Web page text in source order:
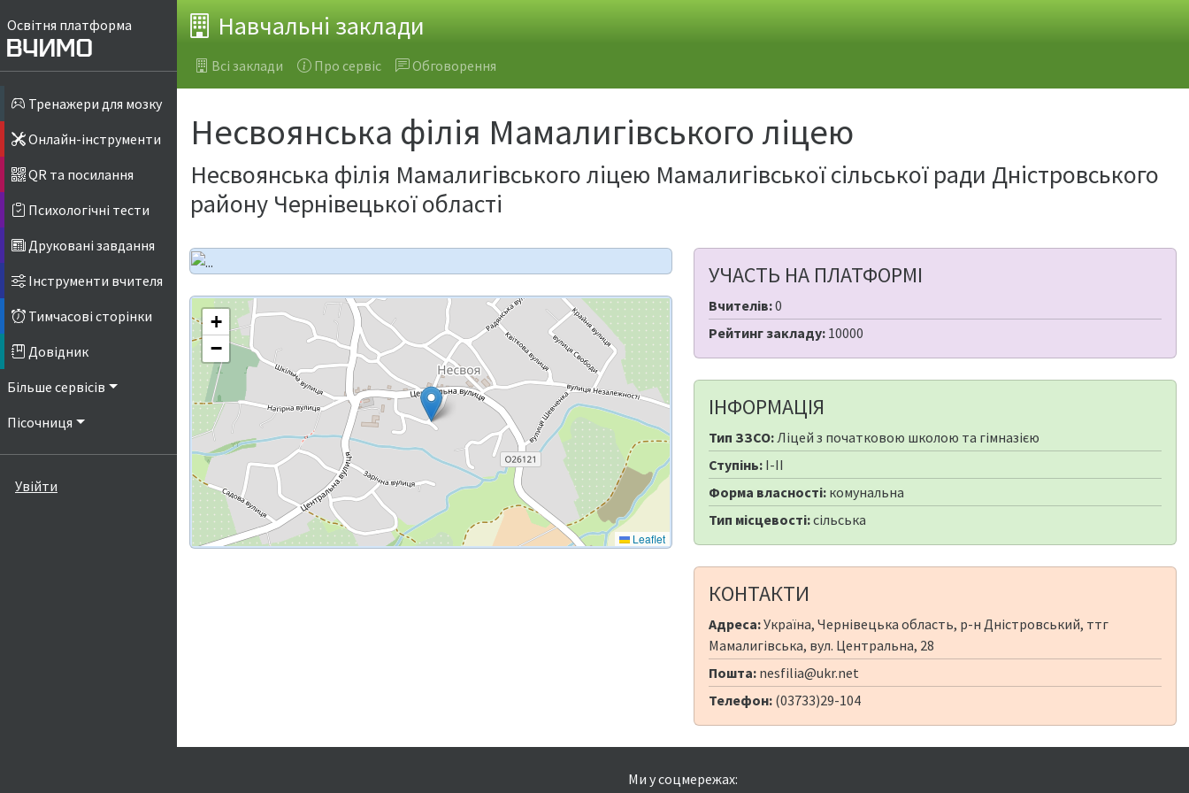
Освітня платформа
Тренажери для мозку
Онлайн-інструменти
QR та посилання
Психологічні тести
Друковані завдання
Інструменти вчителя
Тимчасові сторінки
Довідник
Більше сервісів
Пісочниця
Увійти
Навчальні заклади
Всі заклади Про сервіс Обговорення
Несвоянська філія Мамалигівського ліцею
Несвоянська філія Мамалигівського ліцею Мамалигівської сільської ради Дністровського
району Чернівецької області
+
−
Leaflet
УЧАСТЬ НА ПЛАТФОРМІ
Вчителів:0
Рейтинг закладу: 10000
ІНФОРМАЦІЯ
Тип ЗЗСО:Ліцей з початковою школою та гімназією
Ступінь: I-II
Форма власності: комунальна
Тип місцевості:сільська
КОНТАКТИ
Адреса:Україна, Чернівецька область, р-н Дністровський, ттг
Мамалигівська, вул. Центральна, 28
Пошта: nesfilia@ukr.net
Телефон: (03733)29-104
Ми у соцмережах: